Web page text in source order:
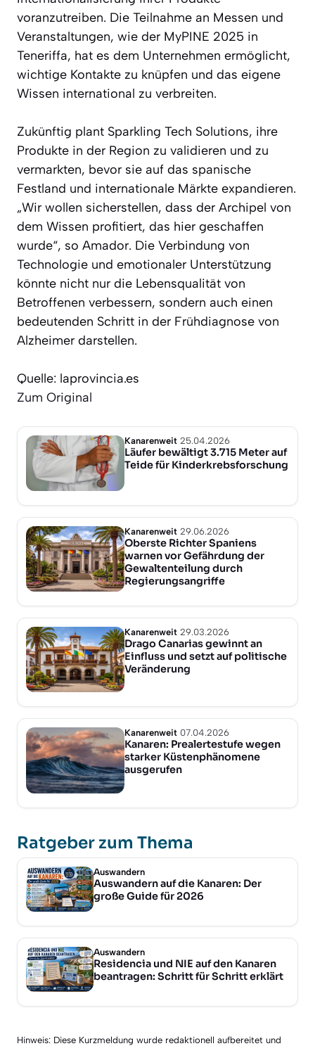
voranzutreiben. Die Teilnahme an Messen und
Veranstaltungen, wie der MyPINE 2025 in
Teneriffa, hat es dem Unternehmen ermöglicht,
wichtige Kontakte zu knüpfen und das eigene
Wissen international zu verbreiten.
Zukünftig plant Sparkling Tech Solutions, ihre
Produkte in der Region zu validieren und zu
vermarkten, bevor sie auf das spanische
Festland und internationale Märkte expandieren.
„Wir wollen sicherstellen, dass der Archipel von
dem Wissen profitiert, das hier geschaffen
wurde“, so Amador. Die Verbindung von
Technologie und emotionaler Unterstützung
könnte nicht nur die Lebensqualität von
Betroffenen verbessern, sondern auch einen
bedeutenden Schritt in der Frühdiagnose von
Alzheimer darstellen.
Quelle: laprovincia.es
Zum Original
Kanarenweit 25.04.2026
Läufer bewältigt 3.715 Meter auf
Teide für Kinderkrebsforschung
Kanarenweit 29.06.2026
Oberste Richter Spaniens
warnen vor Gefährdung der
Gewaltenteilung durch
Regierungsangriffe
Kanarenweit 29.03.2026
Drago Canarias gewinnt an
Einfluss und setzt auf politische
Veränderung
Kanarenweit 07.04.2026
Kanaren: Prealertestufe wegen
starker Küstenphänomene
ausgerufen
Ratgeber zum Thema
Auswandern
Auswandern auf die Kanaren: Der
große Guide für 2026
Auswandern
Residencia und NIE auf den Kanaren
beantragen: Schritt für Schritt erklärt
Hinweis: Diese Kurzmeldung wurde redaktionell aufbereitet und